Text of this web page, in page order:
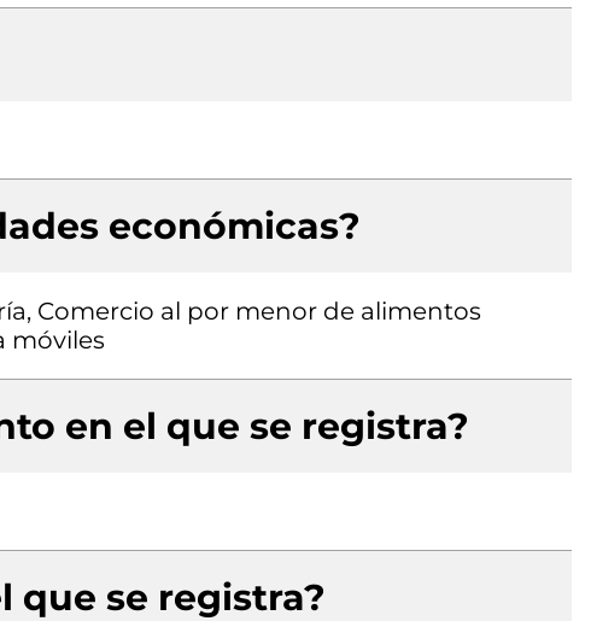
económicas?
Comercio al por menor de alimentos
móviles
en el que se registra?
que se registra?